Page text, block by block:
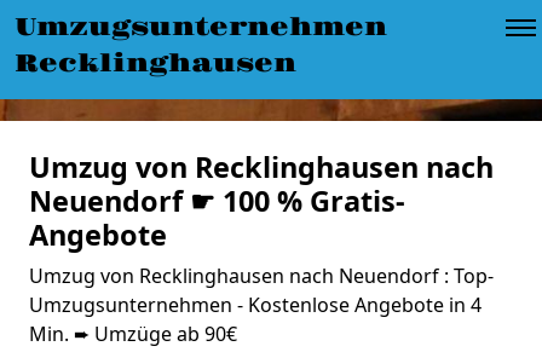
Umzugsunternehmen
Recklinghausen
Umzug von Recklinghausen nach
Neuendorf ☛ 100 % Gratis-
Angebote
Umzug von Recklinghausen nach Neuendorf : Top-
Umzugsunternehmen - Kostenlose Angebote in 4
Min. ➨ Umzüge ab 90€